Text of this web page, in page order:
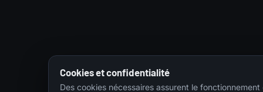
Cookies et confidentialité
Des cookies nécessaires assurent le fonctionnement